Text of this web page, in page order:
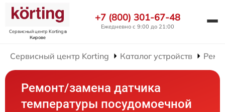
Сервисный центр Kortingв
Кирове
+7 (800) 301-67-48
Ежедневно с 9:00 до 21:00
Сервисный центр Korting Каталог устройств
Ремонт/замена датчика
температуры посудомоечной